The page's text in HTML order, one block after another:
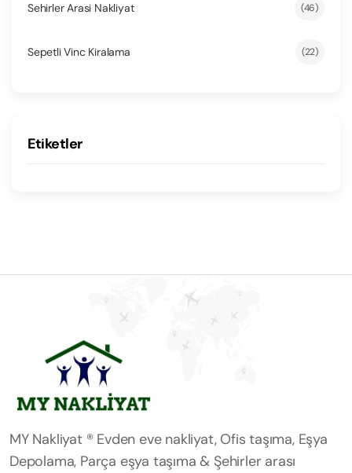
Sehirler Arasi Nakliyat (46)
Sepetli Vinc Kiralama (22)
Etiketler
MY Nakliyat ® Evden eve nakliyat, Ofis taşıma, Eşya
Depolama, Parça eşya taşıma & Şehirler arası